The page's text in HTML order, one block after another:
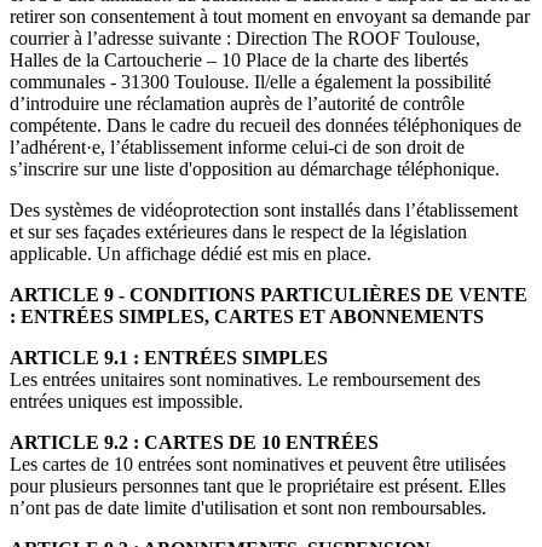
retirer son consentement à tout moment en envoyant sa demande par
courrier à l’adresse suivante : Direction The ROOF Toulouse,
Halles de la Cartoucherie – 10 Place de la charte des libertés
communales - 31300 Toulouse. Il/elle a également la possibilité
d’introduire une réclamation auprès de l’autorité de contrôle
compétente. Dans le cadre du recueil des données téléphoniques de
l’adhérent·e, l’établissement informe celui-ci de son droit de
s’inscrire sur une liste d'opposition au démarchage téléphonique.
Des systèmes de vidéoprotection sont installés dans l’établissement
et sur ses façades extérieures dans le respect de la législation
applicable. Un affichage dédié est mis en place.
ARTICLE 9 - CONDITIONS PARTICULIÈRES DE VENTE
: ENTRÉES SIMPLES, CARTES ET ABONNEMENTS
ARTICLE 9.1 : ENTRÉES SIMPLES
Les entrées unitaires sont nominatives. Le remboursement des
entrées uniques est impossible.
ARTICLE 9.2 : CARTES DE 10 ENTRÉES
Les cartes de 10 entrées sont nominatives et peuvent être utilisées
pour plusieurs personnes tant que le propriétaire est présent. Elles
n’ont pas de date limite d'utilisation et sont non remboursables.